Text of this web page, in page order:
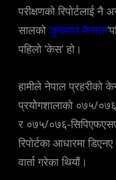
परीक्षणको रिपोर्टलाई
सालको‘कुख्यात फैसला
पहिलो ‘केस’ हो।
हामीले नेपाल प्रहरीको
प्रयोगशालाको ०७५/
र ०७५/०७६-
रिपोर्टका आधारमा
वार्ता गरेका थियौं।